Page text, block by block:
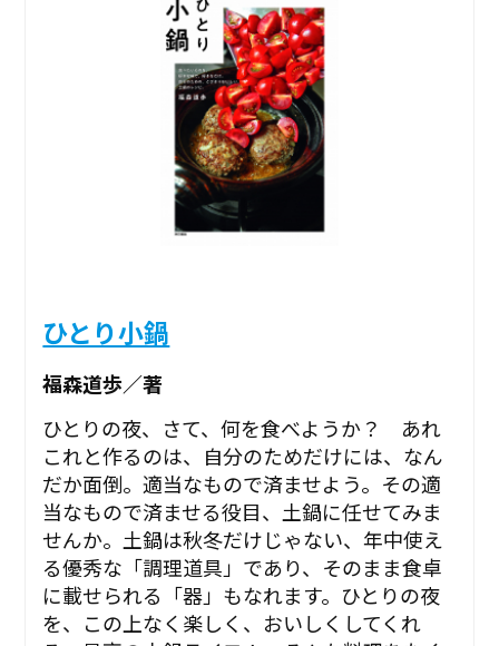
ひとり小鍋
福森道歩／著
ひとりの夜、さて、何を食べようか？ あれ
これと作るのは、自分のためだけには、なん
だか面倒。適当なもので済ませよう。その適
当なもので済ませる役目、土鍋に任せてみま
せんか。土鍋は秋冬だけじゃない、年中使え
る優秀な「調理道具」であり、そのまま食卓
に載せられる「器」もなれます。ひとりの夜
を、この上なく楽しく、おいしくしてくれ